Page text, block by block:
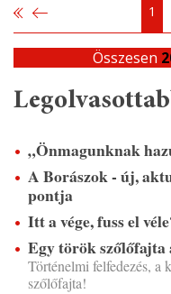
1
Összesen
„Önmagunknak
A Borászok - új,
pontja
Itt a vége, fuss el
Egy török
Történelmi felfedezés, a
szőlőfajta!